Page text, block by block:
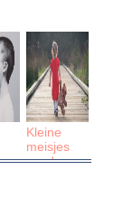
Kleine
meisjes
worden